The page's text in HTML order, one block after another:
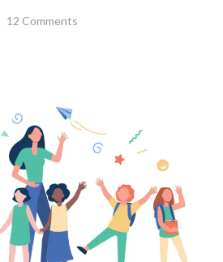
12 Comments